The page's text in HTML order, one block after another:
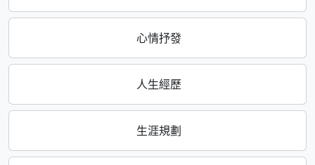
心情抒發
人生經歷
生涯規劃